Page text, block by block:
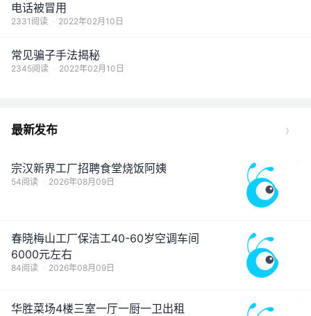
电话被冒用
2331阅读 · 2022年02月10日
常见骗子手法揭秘
2345阅读 · 2022年02月10日
最新发布 ›
宗汉新界工厂招聘食堂烧饭阿姨
54阅读 · 2026年08月09日
春晓梅山工厂保洁工40-60岁空调车间
6000元左右
84阅读 · 2026年08月09日
华胜菜场4楼三室一厅一厨一卫出租